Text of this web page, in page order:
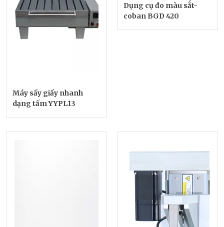
Máy sấy giấy nhanh
dạng tấm YYPL13
Dụng cụ đo màu sắt-
coban BGD 420